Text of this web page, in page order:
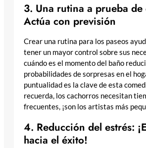
3. Una rutina a prueba de
Actúa con previsión
Crear una rutina para los paseos
tener un mayor control sobre sus
cuándo es el momento del baño
probabilidades de sorpresas en el
puntualidad es la clave de esta
recuerda, los cachorros necesitan
frecuentes, ¡son los artistas más
4. Reducción del estrés:
hacia el éxito!